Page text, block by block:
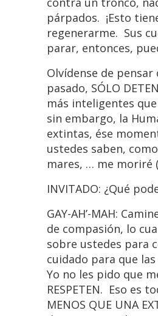
párpados. ¡Esto
regenerarme. Sus
parar, entonces,
Olvídense de
pasado, SÓLO
más inteligentes
sin embargo, la
extintas, ése
ustedes saben,
mares, … me moriré
INVITADO: ¿Qué
GAY-AH’-MAH:
de compasión, lo
sobre ustedes para
cuidado para que
Yo no les pido que
RESPETEN. Eso es
MENOS QUE UNA